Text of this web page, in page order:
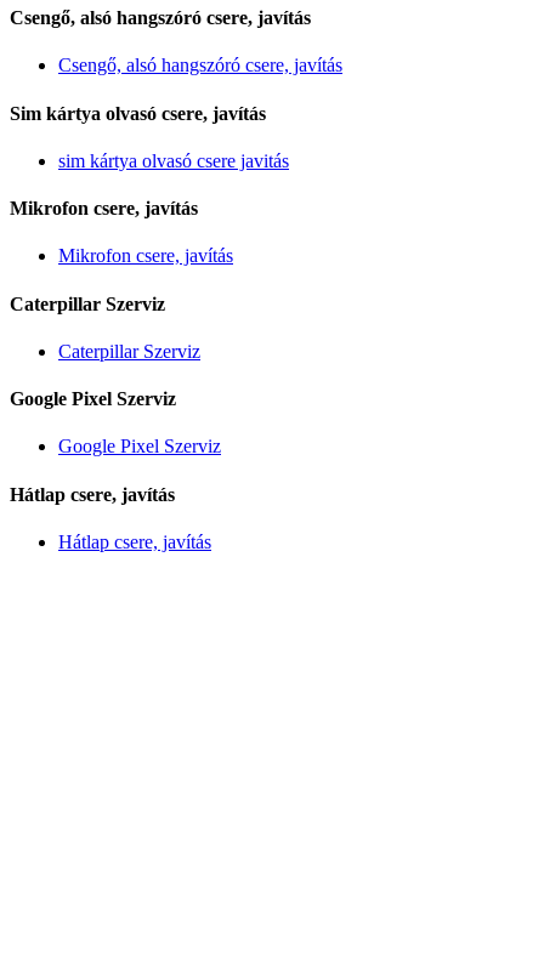
Csengő, alsó hangszóró csere, javítás
Csengő, alsó hangszóró csere, javítás
Sim kártya olvasó csere, javítás
sim kártya olvasó csere javitás
Mikrofon csere, javítás
Mikrofon csere, javítás
Caterpillar Szerviz
Caterpillar Szerviz
Google Pixel Szerviz
Google Pixel Szerviz
Hátlap csere, javítás
Hátlap csere, javítás